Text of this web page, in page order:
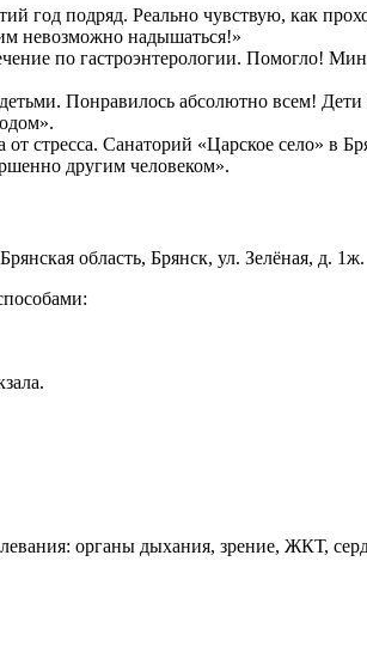
год подряд. Реально чувствую, как
невозможно надышаться!»
по гастроэнтерологии. Помогло!
Понравилось абсолютно всем!
от стресса. Санаторий «Царское село»
другим человеком».
область, Брянск, ул. Зелёная, д. 1ж.
органы дыхания, зрение, ЖКТ,